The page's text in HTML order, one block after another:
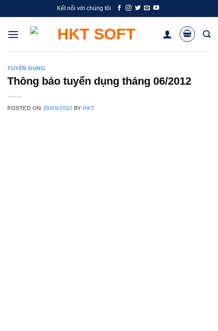
to
content
Kết nối với chúng tôi
TUYỂN DỤNG
Thông báo tuyển dụng tháng 06/2012
POSTED ON 29/05/2012 BY HKT